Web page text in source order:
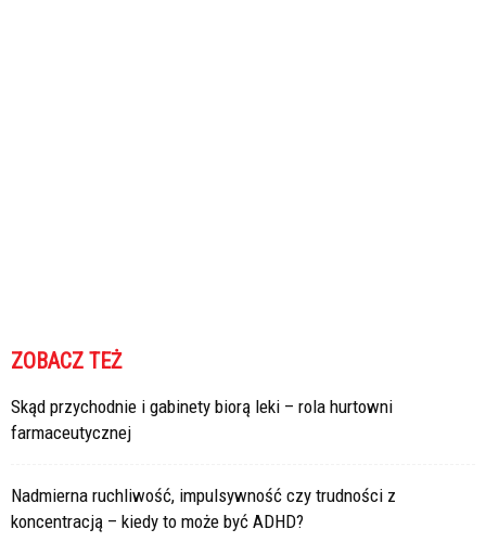
ZOBACZ TEŻ
Skąd przychodnie i gabinety biorą leki – rola hurtowni
farmaceutycznej
Nadmierna ruchliwość, impulsywność czy trudności z
koncentracją – kiedy to może być ADHD?